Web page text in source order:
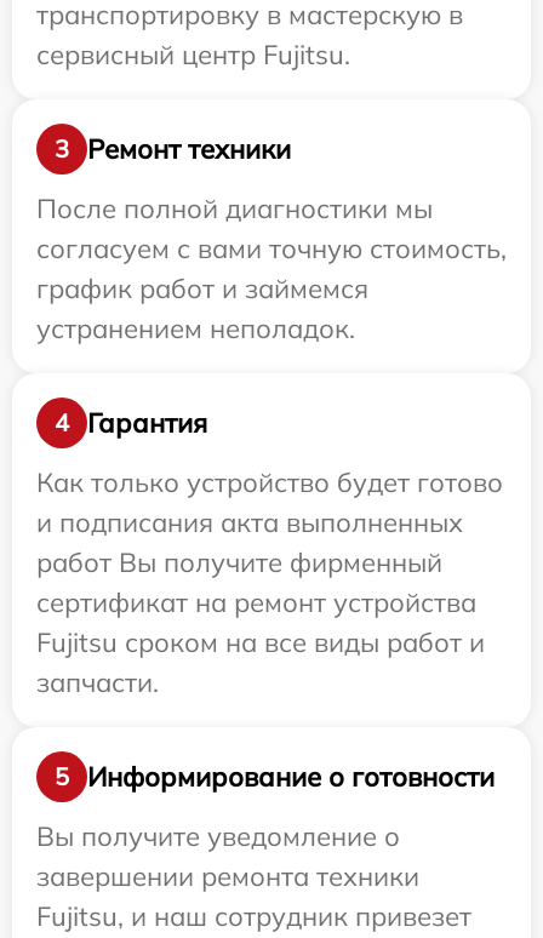
транспортировку в мастерскую в
сервисный центр Fujitsu.
3
Ремонт техники
После полной диагностики мы
согласуем с вами точную стоимость,
график работ и займемся
устранением неполадок.
4
Гарантия
Как только устройство будет готово
и подписания акта выполненных
работ Вы получите фирменный
сертификат на ремонт устройства
Fujitsu сроком на все виды работ и
запчасти.
5
Информирование о готовности
Вы получите уведомление о
завершении ремонта техники
Fujitsu, и наш сотрудник привезет